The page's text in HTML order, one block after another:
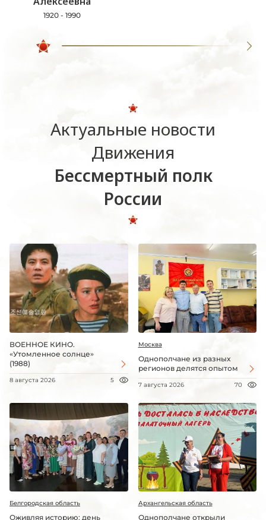
1920 - 1990
Актуальные новости
Движения
Бессмертный полк
России
ВОЕННОЕ КИНО.
«Утомленное солнце»
(1988)
8 августа 2026 5
Москва
Однополчане из разных
регионов делятся опытом
7 августа 2026 70
Белгородская область
Оживляя историю: день
Архангельская область
Однополчане открыли